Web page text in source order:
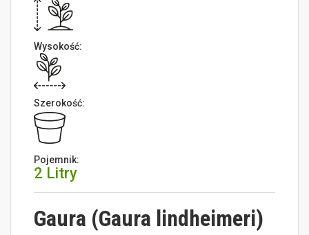
Wysokość:
Szerokość:
Pojemnik:
2 Litry
Gaura (Gaura lindheimeri)